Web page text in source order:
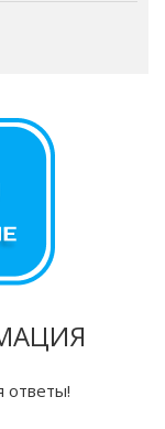
ответы!